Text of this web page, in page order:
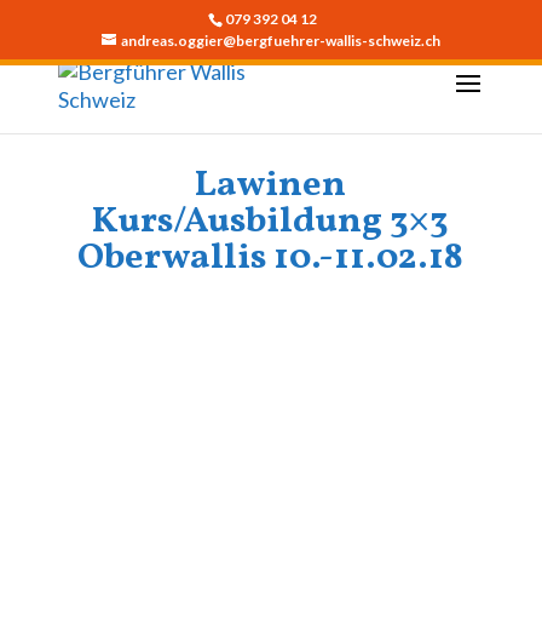
079 392 04 12
andreas.oggier@bergfuehrer-wallis-schweiz.ch
Lawinen
Kurs/Ausbildung 3×3
Oberwallis 10.-11.02.18